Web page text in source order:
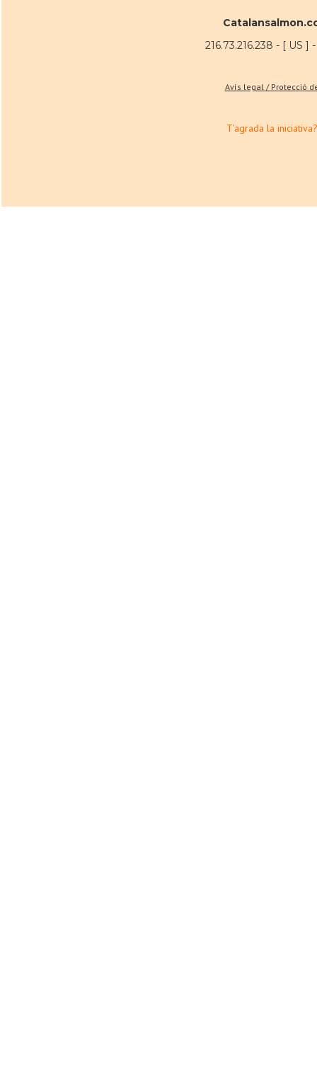
216.73.216.238 - [ US ]
Avís legal / Protecció
T'agrada la